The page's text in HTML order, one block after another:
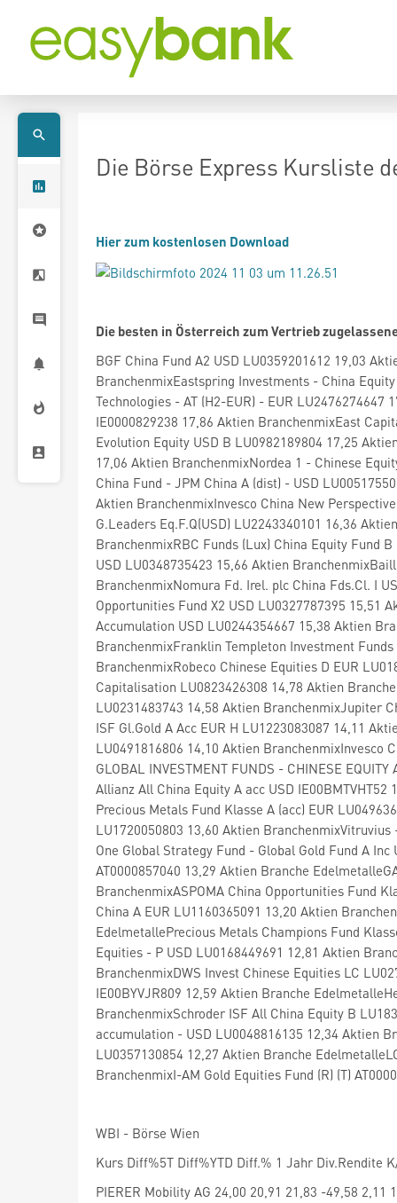
Die Börse Express Kursliste
Hier zum kostenlosen Download
Die besten in Österreich zum Vertrieb
BGF China Fund A2 USD LU0359201612 19,03
BranchenmixEastspring Investments - China
Technologies - AT (H2-EUR) - EUR
IE0000829238 17,86 Aktien BranchenmixEast
Evolution Equity USD B LU0982189804 17,25
17,06 Aktien BranchenmixNordea 1 - Chinese
China Fund - JPM China A (dist) - USD
Aktien BranchenmixInvesco China New
G.Leaders Eq.F.Q(USD) LU2243340101 16,36
BranchenmixRBC Funds (Lux) China Equity Fund
USD LU0348735423 15,66 Aktien
BranchenmixNomura Fd. Irel. plc China Fds.Cl. I
Opportunities Fund X2 USD LU0327787395 15,51
Accumulation USD LU0244354667 15,38 Aktien
BranchenmixFranklin Templeton Investment
BranchenmixRobeco Chinese Equities D EUR
Capitalisation LU0823426308 14,78 Aktien
LU0231483743 14,58 Aktien BranchenmixJupiter
ISF Gl.Gold A Acc EUR H LU1223083087 14,11
LU0491816806 14,10 Aktien BranchenmixInvesco
GLOBAL INVESTMENT FUNDS - CHINESE
Allianz All China Equity A acc USD
Precious Metals Fund Klasse A (acc) EUR
LU1720050803 13,60 Aktien
One Global Strategy Fund - Global Gold Fund A
AT0000857040 13,29 Aktien Branche
BranchenmixASPOMA China Opportunities Fund
China A EUR LU1160365091 13,20 Aktien
EdelmetallePrecious Metals Champions Fund
Equities - P USD LU0168449691 12,81 Aktien
BranchenmixDWS Invest Chinese Equities LC
IE00BYVJR809 12,59 Aktien Branche
BranchenmixSchroder ISF All China Equity B
accumulation - USD LU0048816135 12,34 Aktien
LU0357130854 12,27 Aktien Branche
BranchenmixI-AM Gold Equities Fund (R) (T)
WBI - Börse Wien
Kurs Diff%5T Diff%YTD Diff.% 1 Jahr Div.Rendite
PIERER Mobility AG 24,00 20,91 21,83 -49,58